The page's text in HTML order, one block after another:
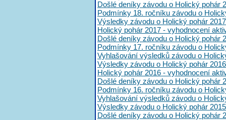
Došlé deníky závodu o Holický pohár
Podmínky 18. ročníku závodu o
Výsledky závodu o Holický pohár 2017
Holický pohár 2017 - vyhodnocení
Došlé deníky závodu o Holický pohár
Podmínky 17. ročníku závodu o
Vyhlašování výsledků závodu o
Výsledky závodu o Holický pohár 2016
Holický pohár 2016 - vyhodnocení
Došlé deníky závodu o Holický pohár
Podmínky 16. ročníku závodu o
Vyhlašování výsledků závodu o
Výsledky závodu o Holický pohár 2015
Došlé deníky závodu o Holický pohár